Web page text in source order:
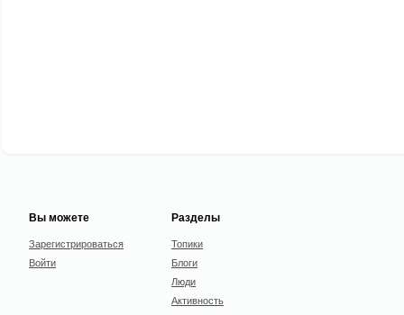
Вы можете
Зарегистрироваться
Войти
Разделы
Топики
Блоги
Люди
Активность